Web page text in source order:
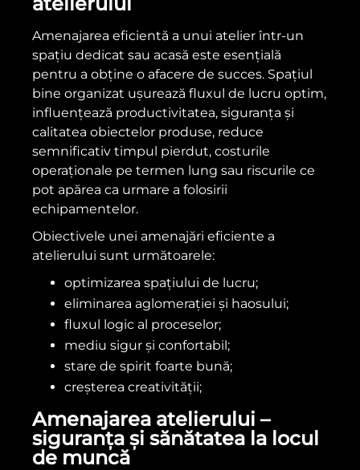
Amenajarea eficientă a unui atelier într-un
spațiu dedicat sau acasă este esențială
pentru a obține o afacere de succes. Spațiul
bine organizat ușurează fluxul de lucru optim,
influențează productivitatea, siguranța și
calitatea obiectelor produse, reduce
semnificativ timpul pierdut, costurile
operaționale pe termen lung sau riscurile ce
pot apărea ca urmare a folosirii
echipamentelor.
Obiectivele unei amenajări eficiente a
atelierului sunt următoarele:
optimizarea spațiului de lucru;
eliminarea aglomerației și haosului;
fluxul logic al proceselor;
mediu sigur și confortabil;
stare de spirit foarte bună;
creșterea creativității;
Amenajarea atelierului –
siguranța și sănătatea la locul
de muncă